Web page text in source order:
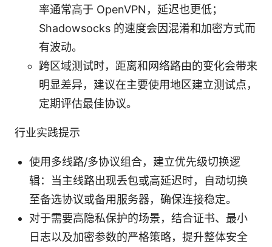
率通常高于 OpenVPN，延迟也更低；
Shadowsocks 的速度会因混淆和加密方式而
有波动。
跨区域测试时，距离和网络路由的变化会带来
明显差异，建议在主要使用地区建立测试点，
定期评估最佳协议。
行业实践提示
使用多线路/多协议组合，建立优先级切换逻
辑：当主线路出现丢包或高延迟时，自动切换
至备选协议或备用服务器，确保连接稳定。
对于需要高隐私保护的场景，结合证书、最小
日志以及加密参数的严格策略，提升整体安全